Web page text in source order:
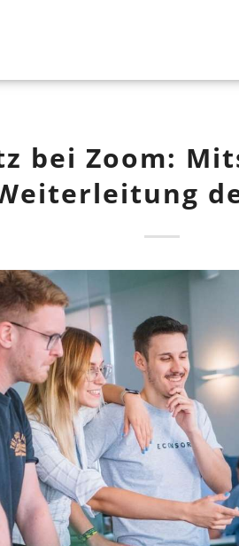
bei Zoom: